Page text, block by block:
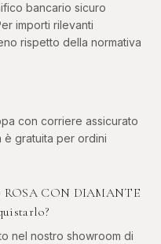
bancario sicuro
importi rilevanti
rispetto della normativa
con corriere assicurato
gratuita per ordini
ROSA CON DIAMANTE
nel nostro showroom di